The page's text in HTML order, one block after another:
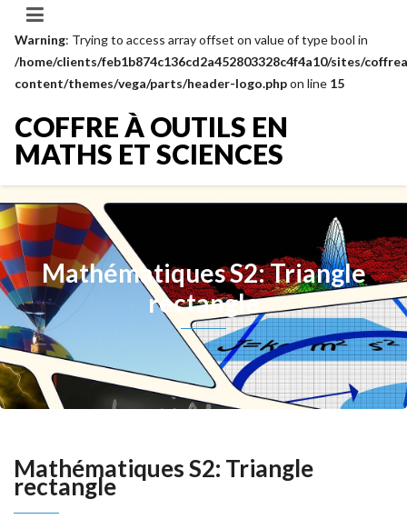
Warning: Trying to access array offset on value of type bool in
/home/clients/feb1b874c136cd2a452803328c4f4a10/sites/
content/themes/vega/parts/header-logo.phpon line 15
COFFRE À OUTILS EN
MATHS ET SCIENCES
Mathématiques S2: Triangle
rectangle
Mathématiques S2: Triangle
rectangle